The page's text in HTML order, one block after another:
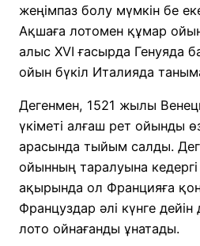
жеңімпаз болу мүмкін бе
Ақшаға лотомен құмар
алыс XVI ғасырда Генуяда
ойын бүкіл Италияда
Дегенмен, 1521 жылы
үкіметі алғаш рет ойынды
арасында тыйым салды.
ойынның таралуына кедергі
ақырында ол Францияға
Француздар әлі күнге
лото ойнағанды ​​​​ұнатады.